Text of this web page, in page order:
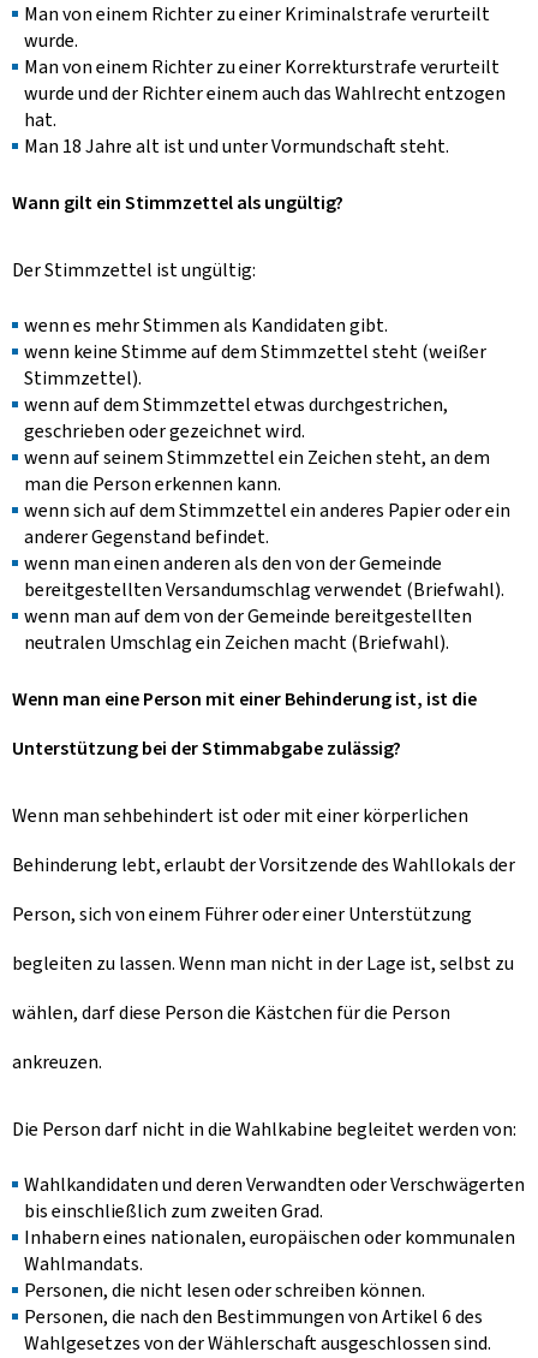
Man von einem Richter zu einer Kriminalstrafe verurteilt
wurde.
Man von einem Richter zu einer Korrekturstrafe verurteilt
wurde und der Richter einem auch das Wahlrecht entzogen
hat.
Man 18 Jahre alt ist und unter Vormundschaft steht.
Wann gilt ein Stimmzettel als ungültig?
Der Stimmzettel ist ungültig:
wenn es mehr Stimmen als Kandidaten gibt.
wenn keine Stimme auf dem Stimmzettel steht (weißer
Stimmzettel).
wenn auf dem Stimmzettel etwas durchgestrichen,
geschrieben oder gezeichnet wird.
wenn auf seinem Stimmzettel ein Zeichen steht, an dem
man die Person erkennen kann.
wenn sich auf dem Stimmzettel ein anderes Papier oder ein
anderer Gegenstand befindet.
wenn man einen anderen als den von der Gemeinde
bereitgestellten Versandumschlag verwendet (Briefwahl).
wenn man auf dem von der Gemeinde bereitgestellten
neutralen Umschlag ein Zeichen macht (Briefwahl).
Wenn man eine Person mit einer Behinderung ist, ist die
Unterstützung bei der Stimmabgabe zulässig?
Wenn man sehbehindert ist oder mit einer körperlichen
Behinderung lebt, erlaubt der Vorsitzende des Wahllokals der
Person, sich von einem Führer oder einer Unterstützung
begleiten zu lassen. Wenn man nicht in der Lage ist, selbst zu
wählen, darf diese Person die Kästchen für die Person
ankreuzen.
Die Person darf nicht in die Wahlkabine begleitet werden von:
Wahlkandidaten und deren Verwandten oder Verschwägerten
bis einschließlich zum zweiten Grad.
Inhabern eines nationalen, europäischen oder kommunalen
Wahlmandats.
Personen, die nicht lesen oder schreiben können.
Personen, die nach den Bestimmungen von Artikel 6 des
Wahlgesetzes von der Wählerschaft ausgeschlossen sind.